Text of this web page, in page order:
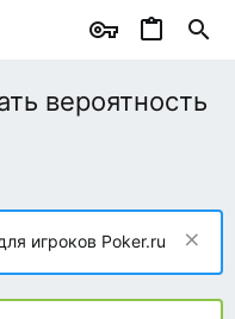
вероятность
игроков Poker.ru